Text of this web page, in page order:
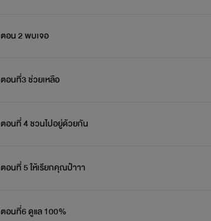
ตอน 2 พบเจอ
ตอนที่3 ช่วยเหลือ
ตอนที่ 4 ชวนไปอยู่ด้วยกัน
ตอนที่ 5 ให้เรียกคุณป๋าาา
ตอนที่6 ดูแล 100%